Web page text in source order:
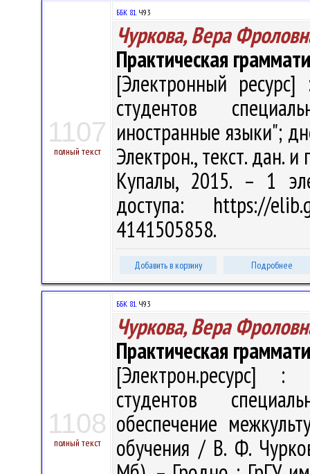
1107
полный текст
ББК 81.Ч93
Чуркова, Вера
Практическая
[Электронный ресурс]
студентов
иностранные языки";
Электрон., текст. дан.
Купалы, 2015. – 1
доступа: https://
4141505858.
Добавить в корзину Подробнее
1108
полный текст
ББК 81.Ч93
Чуркова, Вера
Практическая
[Электрон.ресурс] :
студентов
обеспечение
обучения / В. Ф.